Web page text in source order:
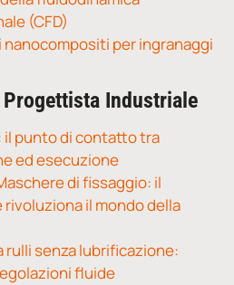
(CFD)
per ingranaggi
Industriale
il punto di contatto tra
ed esecuzione
di fissaggio: il
il mondo della
rulli senza lubrificazione:
fluide